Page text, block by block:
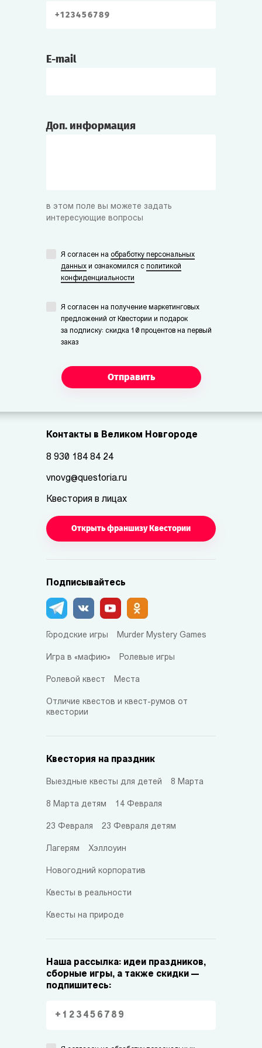
E-mail
Доп. информация
в этом поле вы можете задать
интересующие вопросы
Я согласен на обработку персональных
данных и ознакомился с политикой
конфиденциальности
Я согласен на получение маркетинговых
предложений от Квестории и подарок
за подписку: скидка 10 процентов на первый
заказ
Отправить
Контакты в Великом Новгороде
8 930 184 84 24
vnovg@questoria.ru
Квестория в лицах
Открыть франшизу Квестории
Подписывайтесь
Городские игры Murder Mystery Games
Игра в «мафию» Ролевые игры
Ролевой квест Места
Отличие квестов и квест-румов от
квестории
Квестория на праздник
Выездные квесты для детей 8 Марта
8 Марта детям 14 Февраля
23 Февраля 23 Февраля детям
Лагерям Хэллоуин
Новогодний корпоратив
Квесты в реальности
Квесты на природе
Наша рассылка: идеи праздников,
сборные игры, а также скидки —
подпишитесь: